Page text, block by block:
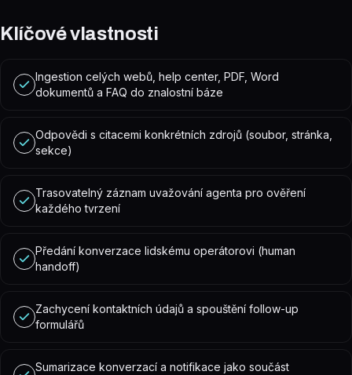
Klíčové vlastnosti
Ingestion celých webů, help center, PDF, Word
dokumentů a FAQ do znalostní báze
Odpovědi s citacemi konkrétních zdrojů (soubor, stránka,
sekce)
Trasovatelný záznam uvažování agenta pro ověření
každého tvrzení
Předání konverzace lidskému operátorovi (human
handoff)
Zachycení kontaktních údajů a spouštění follow-up
formulářů
Sumarizace konverzací a notifikace jako součást